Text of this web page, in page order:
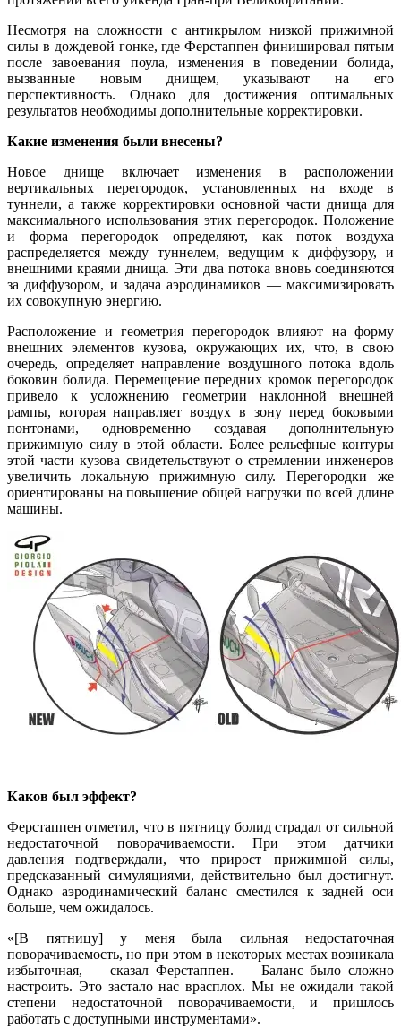
Несмотря на сложности с антикрылом низкой прижимной
силы в дождевой гонке, где Ферстаппен финишировал пятым
после завоевания поула, изменения в поведении болида,
вызванные новым днищем, указывают на его
перспективность. Однако для достижения оптимальных
результатов необходимы дополнительные корректировки.
Какие изменения были внесены?
Новое днище включает изменения в расположении
вертикальных перегородок, установленных на входе в
туннели, а также корректировки основной части днища для
максимального использования этих перегородок. Положение
и форма перегородок определяют, как поток воздуха
распределяется между туннелем, ведущим к диффузору, и
внешними краями днища. Эти два потока вновь соединяются
за диффузором, и задача аэродинамиков — максимизировать
их совокупную энергию.
Расположение и геометрия перегородок влияют на форму
внешних элементов кузова, окружающих их, что, в свою
очередь, определяет направление воздушного потока вдоль
боковин болида. Перемещение передних кромок перегородок
привело к усложнению геометрии наклонной внешней
рампы, которая направляет воздух в зону перед боковыми
понтонами, одновременно создавая дополнительную
прижимную силу в этой области. Более рельефные контуры
этой части кузова свидетельствуют о стремлении инженеров
увеличить локальную прижимную силу. Перегородки же
ориентированы на повышение общей нагрузки по всей длине
машины.
Каков был эффект?
Ферстаппен отметил, что в пятницу болид страдал от сильной
недостаточной поворачиваемости. При этом датчики
давления подтверждали, что прирост прижимной силы,
предсказанный симуляциями, действительно был достигнут.
Однако аэродинамический баланс сместился к задней оси
больше, чем ожидалось.
«[В пятницу] у меня была сильная недостаточная
поворачиваемость, но при этом в некоторых местах возникала
избыточная, — сказал Ферстаппен. — Баланс было сложно
настроить. Это застало нас врасплох. Мы не ожидали такой
степени недостаточной поворачиваемости, и пришлось
работать с доступными инструментами».